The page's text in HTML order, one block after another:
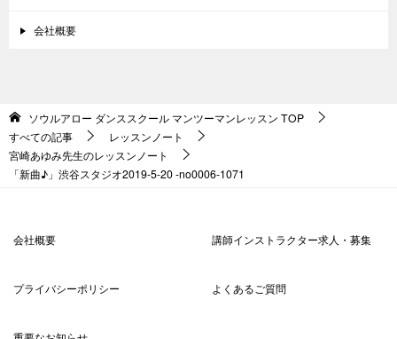
会社概要
ソウルアロー ダンススクール マンツーマンレッスン TOP
すべての記事
レッスンノート
宮崎あゆみ先生のレッスンノート
「新曲♪」渋谷スタジオ2019-5-20 -no0006-1071
会社概要 講師インストラクター求人・募集
プライバシーポリシー よくあるご質問